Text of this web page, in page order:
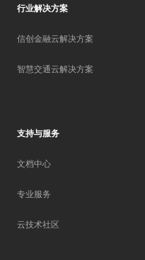
行业解决方案
信创金融云解决方案
智慧交通云解决方案
支持与服务
文档中心
专业服务
云技术社区